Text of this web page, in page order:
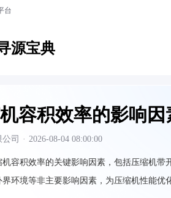
台
源宝典
容积效率的影响
司 · 2026-08-04 08:00:00
容积效率的关键影响因素，包括压缩机
环境等非主要影响因素，为压缩机性能优